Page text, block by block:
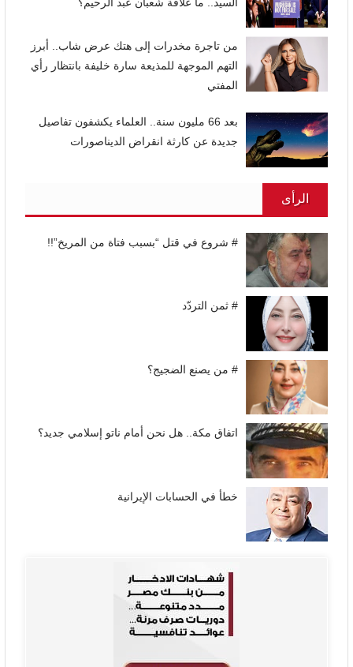
من تاجرة مخدرات إلى هتك عرض شاب.. أبرز
التهم الموجهة للمذيعة سارة خليفة بانتظار رأي
المفتي
بعد 66 مليون سنة.. العلماء يكشفون تفاصيل
جديدة عن كارثة انقراض الديناصورات
الرأى
# شروع في قتل “بسبب فتاة من المريخ”!!
# ثمن التردّد
# من يصنع الضجيج؟
اتفاق مكة.. هل نحن أمام ناتو إسلامي جديد؟
خطأ في الحسابات الإيرانية